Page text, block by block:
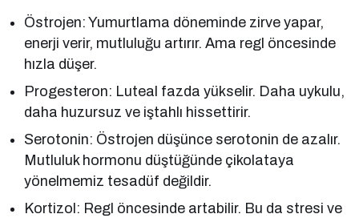
Östrojen: Yumurtlama döneminde zirve yapar,
enerji verir, mutluluğu artırır. Ama regl öncesinde
hızla düşer.
Progesteron: Luteal fazda yükselir. Daha uykulu,
daha huzursuz ve iştahlı hissettirir.
Serotonin: Östrojen düşünce serotonin de azalır.
Mutluluk hormonu düştüğünde çikolataya
yönelmemiz tesadüf değildir.
Kortizol: Regl öncesinde artabilir. Bu da stresi ve